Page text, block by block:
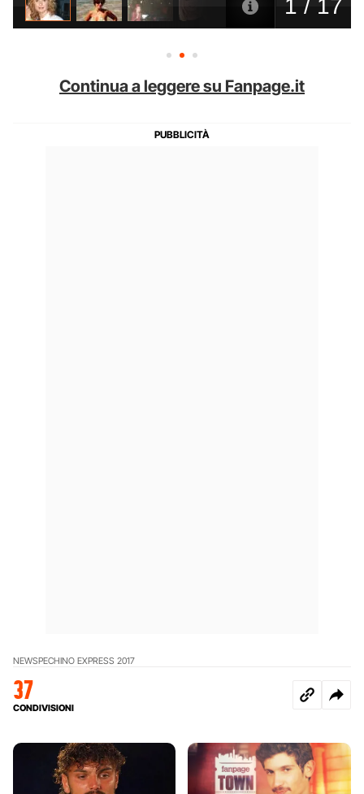
Continua a leggere su Fanpage.it
NEWSPECHINO EXPRESS 2017
37
CONDIVISIONI